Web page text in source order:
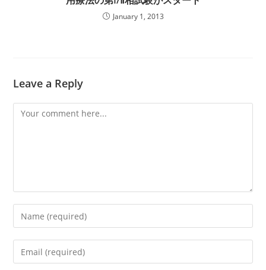
January 1, 2013
Leave a Reply
Comment
Enter
your
name
Enter
your